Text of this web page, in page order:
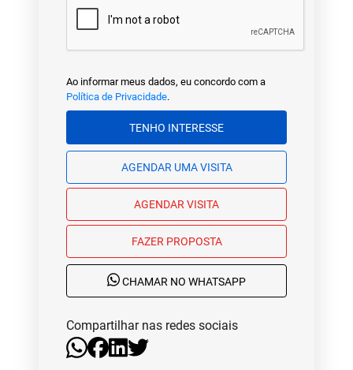
Ao informar meus dados, eu concordo com a
Política de Privacidade.
TENHO INTERESSE
AGENDAR UMA VISITA
AGENDAR VISITA
FAZER PROPOSTA
CHAMAR NO WHATSAPP
Compartilhar nas redes sociais